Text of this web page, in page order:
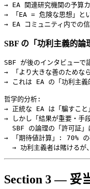
→ EA 関連研究機関の予算
→ 「EA = 危険な思想」と
SBF の「功利主義的論
SBF が後のインタビューで
→ 「より大きな善のためな
→ これは EA の「功利主義
哲学的分析:
→ 正統な EA は「騙すこと
→ しかし「結果が重要・手
SBF の論理の「許可証」
→ 「期待値計算」: 70%
Section 3 — 妥